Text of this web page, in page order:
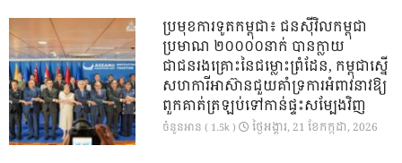
ប្រមុខការទូតកម្ពុជា៖ ជនស៊ីវិលកម្ពុជា
ប្រមាណ ២០០០០នាក់ បានក្លាយ
ជាជនរងគ្រោះនៃជម្លោះព្រំដែន, កម្ពុជាស្នើ
សហការីអាស៊ានជួយគាំទ្រការអំពាវនាវឱ្យ
ពួកគាត់ត្រឡប់ទៅកាន់ផ្ទះសម្បែងវិញ
ចំនួនអាន ( 1.5k ) ថ្ងៃ​អង្គារ, 21 ខែ​កក្កដា, 2026